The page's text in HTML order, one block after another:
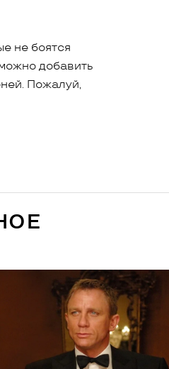
не боятся
добавить
Пожалуй,